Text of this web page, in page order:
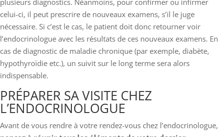
plusieurs diagnostics. Néanmoins, pour confirmer ou infirmer
celui-ci, il peut prescrire de nouveaux examens, s’il le juge
nécessaire. Si c’est le cas, le patient doit donc retourner voir
l’endocrinologue avec les résultats de ces nouveaux examens. En
cas de diagnostic de maladie chronique (par exemple, diabète,
hypothyroïdie etc.), un suivit sur le long terme sera alors
indispensable.
PRÉPARER SA VISITE CHEZ
L’ENDOCRINOLOGUE
Avant de vous rendre à votre rendez-vous chez l’endocrinologue,